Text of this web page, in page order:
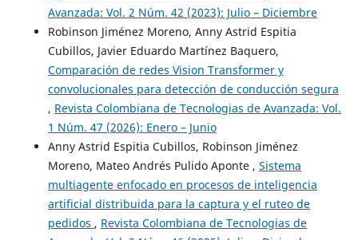
Avanzada: Vol. 2 Núm. 42 (2023): Julio – Diciembre
Robinson Jiménez Moreno, Anny Astrid Espitia
Cubillos, Javier Eduardo Martínez Baquero,
Comparación de redes Vision Transformer y
convolucionales para detección de conducción segura
, Revista Colombiana de Tecnologias de Avanzada: Vol.
1 Núm. 47 (2026): Enero – Junio
Anny Astrid Espitia Cubillos, Robinson Jiménez
Moreno, Mateo Andrés Pulido Aponte , Sistema
multiagente enfocado en procesos de inteligencia
artificial distribuida para la captura y el ruteo de
pedidos , Revista Colombiana de Tecnologias de